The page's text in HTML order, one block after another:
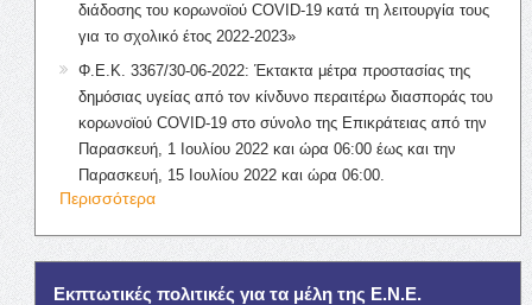
διάδοσης του κορωνοϊού COVID-19 κατά τη λειτουργία τους
για το σχολικό έτος 2022-2023»
Φ.Ε.Κ. 3367/30-06-2022: Έκτακτα μέτρα προστασίας της
δημόσιας υγείας από τον κίνδυνο περαιτέρω διασποράς του
κορωνοϊού COVID-19 στο σύνολο της Επικράτειας από την
Παρασκευή, 1 Ιουλίου 2022 και ώρα 06:00 έως και την
Παρασκευή, 15 Ιουλίου 2022 και ώρα 06:00.
Περισσότερα
Εκπτωτικές πολιτικές για τα μέλη της Ε.Ν.Ε.